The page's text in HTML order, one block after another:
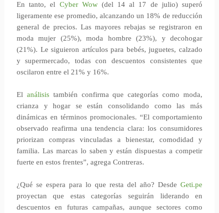
En tanto, el Cyber Wow (del 14 al 17 de julio) superó
ligeramente ese promedio, alcanzando un 18% de reducción
general de precios. Las mayores rebajas se registraron en
moda mujer (25%), moda hombre (23%), y decohogar
(21%). Le siguieron artículos para bebés, juguetes, calzado
y supermercado, todas con descuentos consistentes que
oscilaron entre el 21% y 16%.
El análisistambién confirma que categorías como moda,
crianza y hogar se están consolidando como las más
dinámicas en términos promocionales. “El comportamiento
observado reafirma una tendencia clara: los consumidores
priorizan compras vinculadas a bienestar, comodidad y
familia. Las marcas lo saben y están dispuestas a competir
fuerte en estos frentes”, agrega Contreras.
¿Qué se espera para lo que resta del año? DesdeGeti.pe
proyectan que estas categorías seguirán liderando en
descuentos en futuras campañas, aunque sectores como